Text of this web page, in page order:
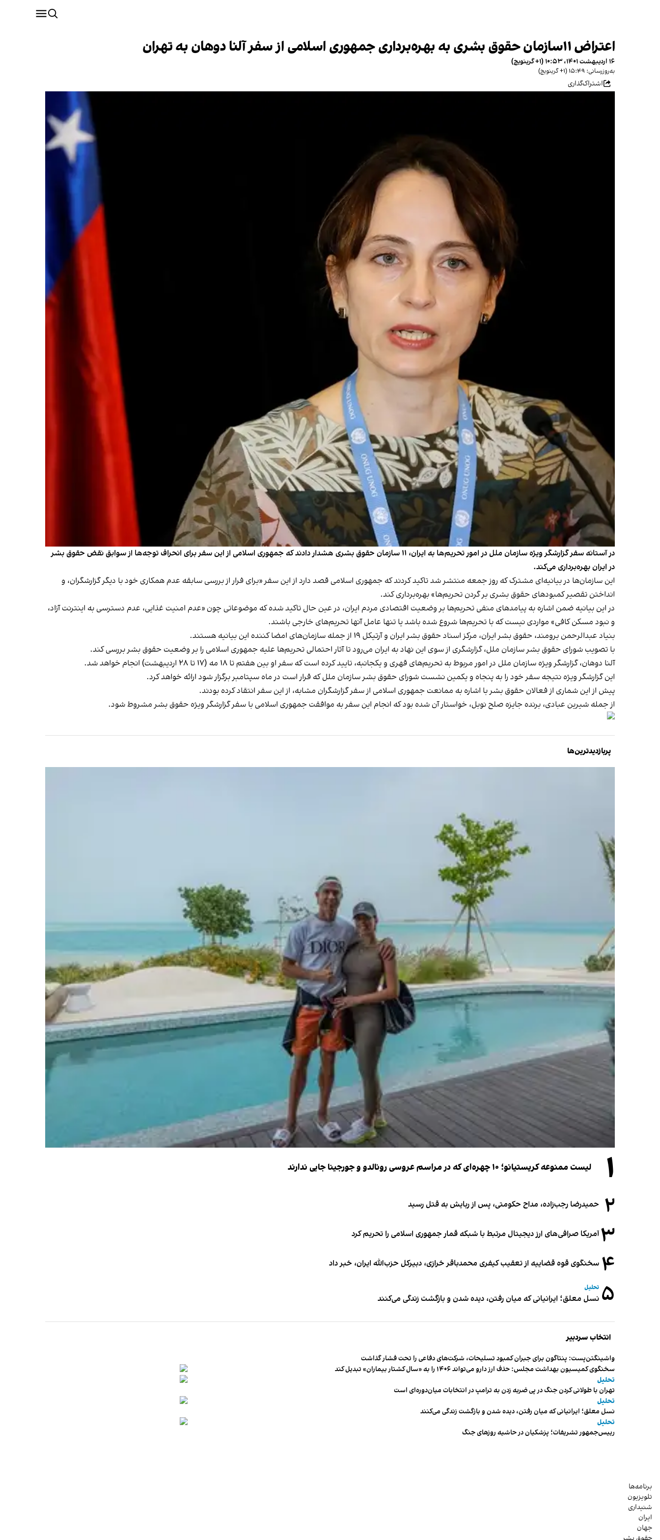
اعتراض ۱۱سازمان حقوق بشری به بهره‌برداری جمهوری اسلامی از سفر آلنا دوهان به تهران
۱۶ اردیبهشت ۱۴۰۱، ۱۰:۵۳ (‎+۱ گرینویچ)
به‌روزرسانی: ۱۵:۴۹ (‎+۱ گرینویچ)
اشتراک‌گذاری
در آستانه سفر گزارشگر ویژه سازمان ملل در امور تحریم‌ها به ایران، ۱۱ سازمان حقوق بشری هشدار دادند که جمهوری اسلامی از این سفر برای انحراف توجه‌ها از سوابق نقض حقوق بشر
در ایران بهره‌برداری می‌کند.
این سازمان‌ها در بیانیه‌ای مشترک که روز جمعه منتشر شد تاکید کردند که جمهوری اسلامی قصد دارد از این سفر «برای فرار از بررسی سابقه عدم همکاری خود با دیگر گزارشگران، و
انداختن تقصیر کمبودهای حقوق بشری بر گردن تحریم‌ها» بهره‌برداری کند.
در این بیانیه ضمن اشاره به پیامدهای منفی تحریم‌ها بر وضعیت اقتصادی مردم ایران، در عین حال تاکید شده که موضوعاتی چون «عدم امنیت غذایی، عدم دسترسی به اینترنت آزاد،
و نبود مسکن کافی» مواردی نیست که با تحریم‌ها شروع شده باشد یا تنها عامل آنها تحریم‌های خارجی باشند.
بنیاد عبدالرحمن برومند، حقوق بشر ایران، مرکز اسناد حقوق بشر ایران و آرتیکل ۱۹ از جمله سازمان‌های امضا کننده این بیانیه هستند.
با تصویب شورای حقوق بشر سازمان ملل، گزارشگری از سوی این نهاد به ایران می‌رود تا آثار احتمالی تحریم‌ها علیه جمهوری اسلامی را بر وضعیت حقوق بشر بررسی کند.
آلنا دوهان، گزارشگر ویژه سازمان ملل در امور مربوط به تحریم‌های قهری و یکجانبه، تایید کرده است که سفر او بین هفتم تا ۱۸ مه (۱۷ تا ۲۸ اردیبهشت) انجام خواهد شد.
این گزارشگر ویژه نتیجه سفر خود را به پنجاه و یکمین نشست شورای حقوق بشر سازمان ملل که قرار است در ماه سپتامبر برگزار شود ارائه خواهد کرد.
پیش از این شماری از فعالان حقوق بشر با اشاره به ممانعت جمهوری اسلامی از سفر گزارشگران مشابه، از این سفر انتقاد کرده بودند.
از جمله شیرین عبادی، برنده جایزه صلح نوبل، خواستار آن شده بود که انجام این سفر به موافقت جمهوری اسلامی با سفر گزارشگر ویژه حقوق بشر مشروط شود.
پربازدیدترین‌ها
۱ لیست ممنوعه کریستیانو؛ ۱۰ چهره‌ای که در مراسم عروسی رونالدو و جورجینا جایی ندارند
۲ حمیدرضا رجب‌زاده، مداح حکومتی، پس از ربایش به قتل رسید
۳آمریکا صرافی‌های ارز دیجیتال مرتبط با شبکه قمار جمهوری اسلامی را تحریم کرد
۴ سخنگوی قوه قضاییه از تعقیب کیفری محمدباقر خرازی، دبیر‌کل حزب‌الله ایران، خبر داد
۵ تحلیل
نسل معلق؛ ایرانیانی که میان رفتن، دیده شدن و بازگشت زندگی می‌کنند
انتخاب سردبیر
واشینگتن‌پست: پنتاگون برای جبران کمبود تسلیحات، شرکت‌های دفاعی را تحت فشار گذاشت
سخنگوی کمیسیون بهداشت مجلس: حذف ارز دارو می‌تواند ۱۴۰۶ را به «سال کشتار بیماران» تبدیل کند
تحلیل
تهران با طولانی کردن جنگ در پی ضربه زدن به ترامپ در انتخابات میان‌دوره‌ای است
تحلیل
نسل معلق؛ ایرانیانی که میان رفتن، دیده شدن و بازگشت زندگی می‌کنند
تحلیل
رییس‌جمهور تشریفات؛ پزشکیان در حاشیه روزهای جنگ
برنامه‌ها
تلویزیون
شنیداری
ایران
جهان